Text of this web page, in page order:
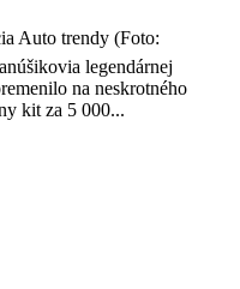
Auto trendy (Foto:
legendárnej
na neskrotného
kit za 5 000...